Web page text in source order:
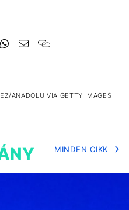
ANADOLU VIA GETTY IMAGES
MINDEN CIKK